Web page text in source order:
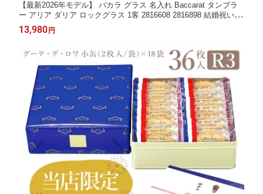
【最新2026年モデル】 バカラ グラス 名入れ Baccarat タンブラ
ー アリア ダリア ロックグラス 1客 2816608 2816898 結婚祝い ペ
アグラス プレゼント ブランド 正規品 新品 ギフト 人気
13,980 円